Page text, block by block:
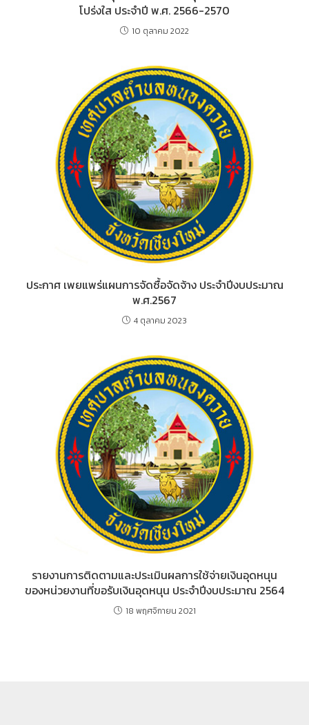
โปร่งใส ประจำปี พ.ศ. 2566-2570
10 ตุลาคม 2022
ประกาศ เพยแพร่แผนการจัดซื้อจัดจ้าง ประจำปีงบประมาณ
พ.ศ.2567
4 ตุลาคม 2023
รายงานการติดตามและประเมินผลการใช้จ่ายเงินอุดหนุน
ของหน่วยงานที่ขอรับเงินอุดหนุน ประจำปีงบประมาณ 2564
18 พฤศจิกายน 2021